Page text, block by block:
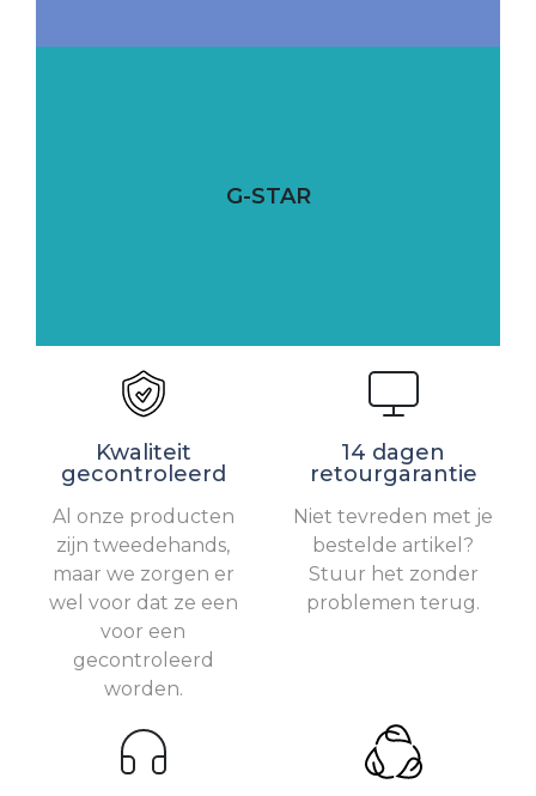
G-STAR
Kwaliteit
gecontroleerd
Al onze producten
zijn tweedehands,
maar we zorgen er
wel voor dat ze een
voor een
gecontroleerd
worden.
14 dagen
retourgarantie
Niet tevreden met je
bestelde artikel?
Stuur het zonder
problemen terug.